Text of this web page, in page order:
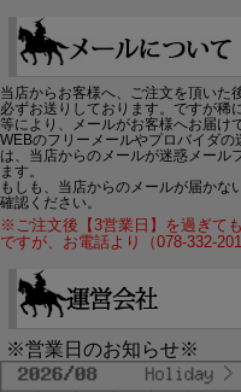
当店からお客様へ、ご注文を頂いた
必ずお送りしております。ですが稀
等により、メールがお客様へお届け
WEBのフリーメールやプロバイダ
は、当店からのメールが迷惑メール
ます。
もしも、当店からのメールが届かな
確認ください。
※ご注文後【3営業日】を過ぎて
ですが、お電話より（078-332-
※営業日のお知らせ※